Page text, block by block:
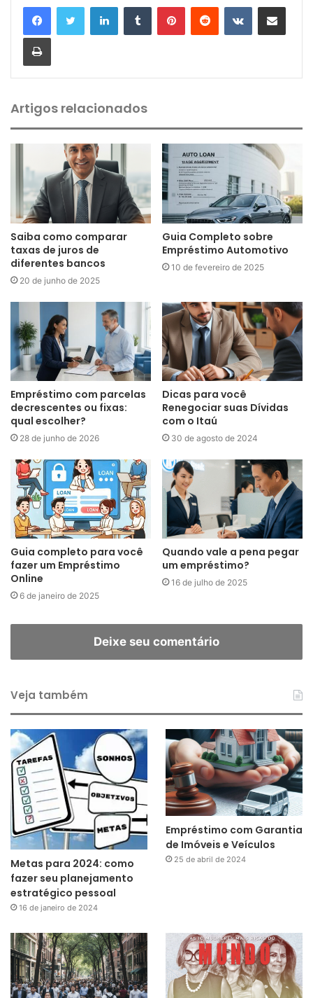
Artigos relacionados
Saiba como comparar
taxas de juros de
diferentes bancos
20 de junho de 2025
Guia Completo sobre
Empréstimo Automotivo
10 de fevereiro de 2025
Empréstimo com parcelas
decrescentes ou fixas:
qual escolher?
28 de junho de 2026
Dicas para você
Renegociar suas Dívidas
com o Itaú
30 de agosto de 2024
Guia completo para você
fazer um Empréstimo
Online
6 de janeiro de 2025
Quando vale a pena pegar
um empréstimo?
16 de julho de 2025
Deixe seu comentário
Veja também
Metas para 2024: como
fazer seu planejamento
estratégico pessoal
16 de janeiro de 2024
Empréstimo com Garantia
de Imóveis e Veículos
25 de abril de 2024